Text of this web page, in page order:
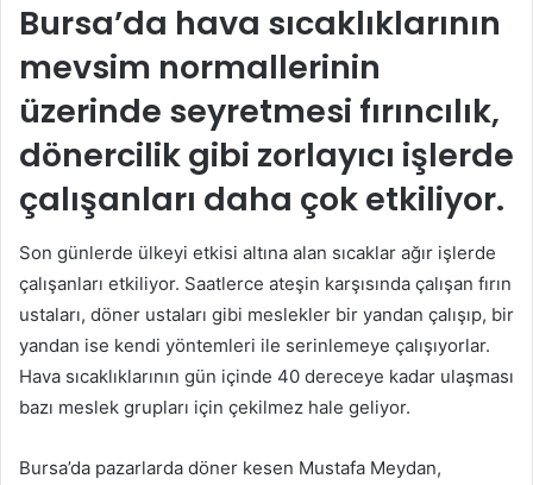
göndermek
Bursa’da hava sıcaklıklarının
mevsim normallerinin
üzerinde seyretmesi fırıncılık,
dönercilik gibi zorlayıcı işlerde
çalışanları daha çok etkiliyor.
Son günlerde ülkeyi etkisi altına alan sıcaklar ağır işlerde
çalışanları etkiliyor. Saatlerce ateşin karşısında çalışan fırın
ustaları, döner ustaları gibi meslekler bir yandan çalışıp, bir
yandan ise kendi yöntemleri ile serinlemeye çalışıyorlar.
Hava sıcaklıklarının gün içinde 40 dereceye kadar ulaşması
bazı meslek grupları için çekilmez hale geliyor.
Bursa’da pazarlarda döner kesen Mustafa Meydan,